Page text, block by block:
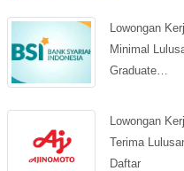
Lowongan
Minimal
Graduate…
Lowongan
Terima
Daftar